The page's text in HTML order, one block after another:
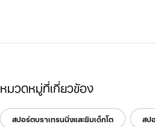
หมวดหมู่ที่เกี่ยวข้อง
สปอร์ตบราเทรนนิ่งและยิมเด็กโต สป